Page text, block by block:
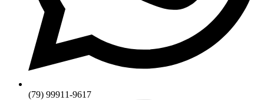
(79) 99911-9617